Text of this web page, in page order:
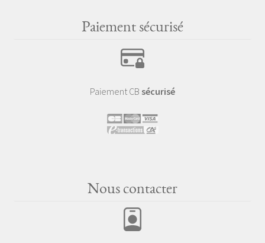
Paiement sécurisé
Paiement CB sécurisé
Nous contacter